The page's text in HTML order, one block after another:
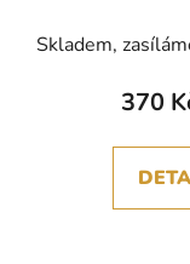
Skladem,
370